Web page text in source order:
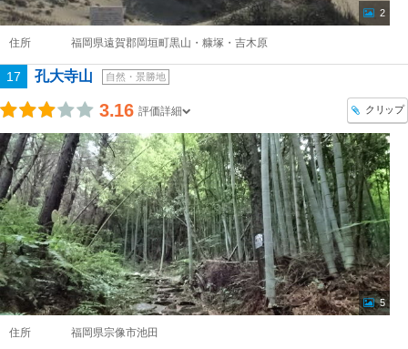
2
住所 福岡県遠賀郡岡垣町黒山・糠塚・吉木原
17 孔大寺山 自然・景勝地
3.16 評価詳細 クリップ
5
住所 福岡県宗像市池田